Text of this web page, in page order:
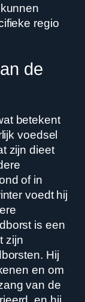
regio
de
betekent
voedsel
zijn dieet
of in
voedt hij
is een
zijn
Hij
en om
van de